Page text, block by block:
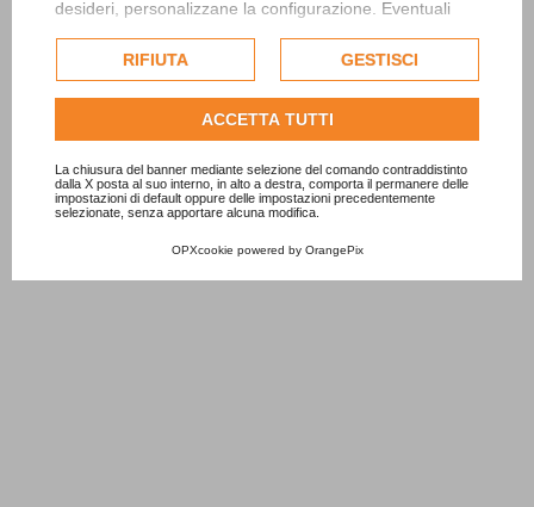
desideri, personalizzane la configurazione. Eventuali
esclusivamente previa acquisizione del consenso
dell'utente.
Consulta l'informativa cookie completa.
RIFIUTA GESTISCI
ACCETTA TUTTI
La chiusura del banner mediante selezione del comando contraddistinto
dalla X posta al suo interno, in alto a destra, comporta il permanere delle
impostazioni di default oppure delle impostazioni precedentemente
selezionate, senza apportare alcuna modifica.
OPXcookie powered by OrangePix